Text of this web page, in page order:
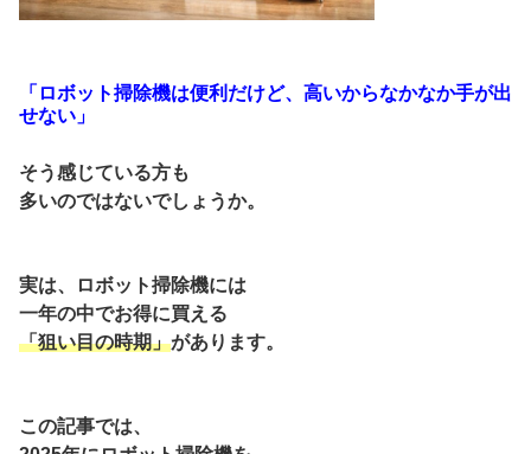
「ロボット掃除機は便利だけど、高いからなかなか手が出
せない」
そう感じている方も
多いのではないでしょうか。
実は、ロボット掃除機には
一年の中でお得に買える
「狙い目の時期」があります。
この記事では、